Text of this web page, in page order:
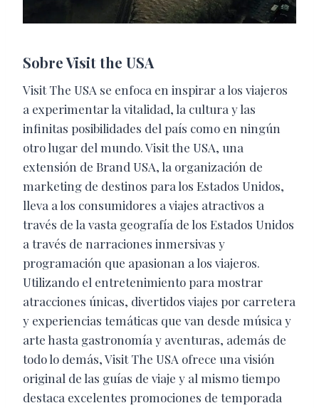
Sobre Visit the USA
​Visit The USA se enfoca en inspirar a los viajeros
a experimentar la vitalidad, la cultura y las
infinitas posibilidades del país como en ningún
otro lugar del mundo. Visit the USA, una
extensión de Brand USA, la organización de
marketing de destinos para los Estados Unidos,
lleva a los consumidores a viajes atractivos a
través de la vasta geografía de los Estados Unidos
a través de narraciones inmersivas y
programación que apasionan a los viajeros.
Utilizando el entretenimiento para mostrar
atracciones únicas, divertidos viajes por carretera
y experiencias temáticas que van desde música y
arte hasta gastronomía y aventuras, además de
todo lo demás, Visit The USA ofrece una visión
original de las guías de viaje y al mismo tiempo
destaca excelentes promociones de temporada